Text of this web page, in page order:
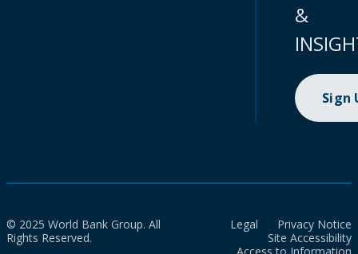
&
Sign
© 2025 World Bank Group. All
Rights Reserved.
Legal
Privacy Notice
Site Accessibility